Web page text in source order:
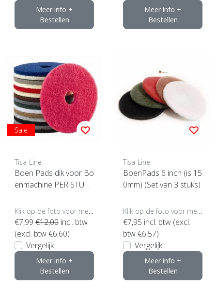
Meer info +
Bestellen
Meer info +
Bestellen
Sale
Tisa-Line
Boen Pads dik voor Bo
enmachine PER STUK
kleuren)
€7,99 €12,00 incl. btw
(excl. btw €6,60)
Vergelijk
Meer info +
Bestellen
Tisa-Line
BoenPads 6 inch (is 15
0mm) (Set van 3 stuks)
€7,95 incl. btw (excl.
btw €6,57)
Vergelijk
Meer info +
Bestellen